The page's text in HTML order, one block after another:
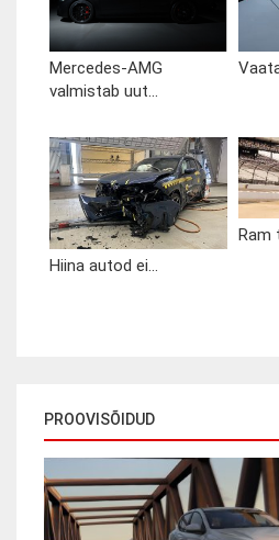
Mercedes-AMG
valmistab uut...
Hiina autod ei...
Ram
PROOVISÕIDUD